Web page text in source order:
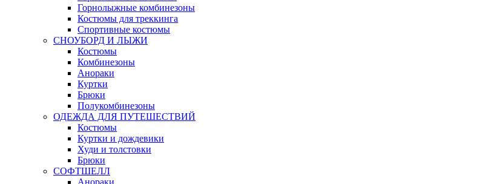
Горнолыжные комбинезоны
Костюмы для треккинга
Спортивные костюмы
СНОУБОРД И ЛЫЖИ
Костюмы
Комбинезоны
Анораки
Куртки
Брюки
Полукомбинезоны
ОДЕЖДА ДЛЯ ПУТЕШЕСТВИЙ
Костюмы
Куртки и дождевики
Худи и толстовки
Брюки
СОФТШЕЛЛ
Анораки